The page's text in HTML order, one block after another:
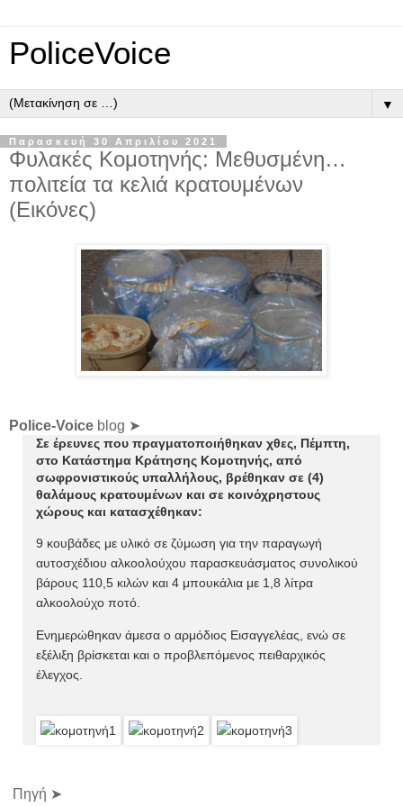
PoliceVoice
▼
Παρασκευή 30 Απριλίου 2021
Φυλακές Κομοτηνής: Μεθυσμένη…
πολιτεία τα κελιά κρατουμένων
(Εικόνες)
Police-Voice blog ➤
Σε έρευνες που πραγματοποιήθηκαν χθες, Πέμπτη,
στο Κατάστημα Κράτησης Κομοτηνής, από
σωφρονιστικούς υπαλλήλους, βρέθηκαν σε (4)
θαλάμους κρατουμένων και σε κοινόχρηστους
χώρους και κατασχέθηκαν:
9 κουβάδες με υλικό σε ζύμωση για την παραγωγή
αυτοσχέδιου αλκοολούχου παρασκευάσματος συνολικού
βάρους 110,5 κιλών και 4 μπουκάλια με 1,8 λίτρα
αλκοολούχο ποτό.
Ενημερώθηκαν άμεσα ο αρμόδιος Εισαγγελέας, ενώ σε
εξέλιξη βρίσκεται και ο προβλεπόμενος πειθαρχικός
έλεγχος.
Πηγή ➤